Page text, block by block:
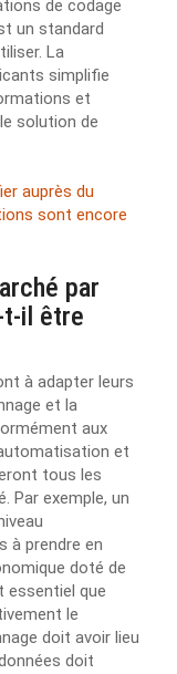
de codage
un standard
La
simplifie
et
solution de
auprès du
sont encore
par
t-il être
à adapter leurs
et la
aux
et
tous les
Par exemple, un
à prendre en
doté de
essentiel que
le
doit avoir lieu
doit